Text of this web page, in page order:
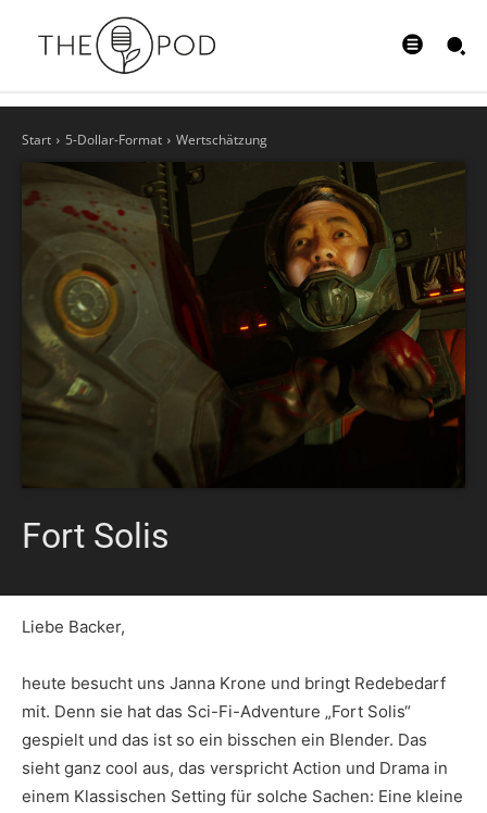
Start 5-Dollar-Format Wertschätzung
Fort Solis
Liebe Backer,
heute besucht uns Janna Krone und bringt Redebedarf
mit. Denn sie hat das Sci-Fi-Adventure „Fort Solis“
gespielt und das ist so ein bisschen ein Blender. Das
sieht ganz cool aus, das verspricht Action und Drama in
einem Klassischen Setting für solche Sachen: Eine kleine